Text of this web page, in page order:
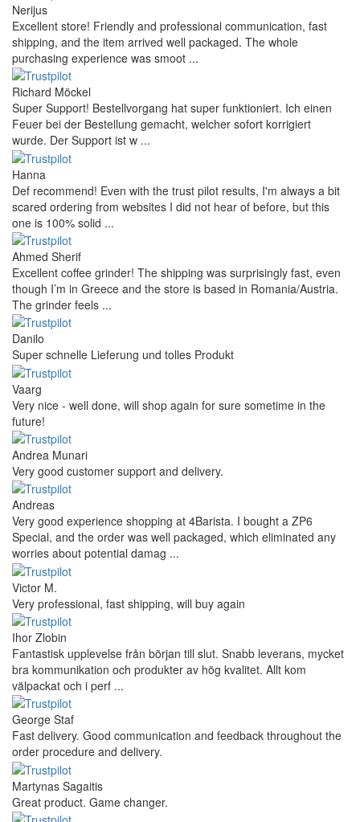
Nerijus
Excellent store! Friendly and professional communication, fast
shipping, and the item arrived well packaged. The whole
purchasing experience was smoot ...
Richard Möckel
Super Support! Bestellvorgang hat super funktioniert. Ich einen
Feuer bei der Bestellung gemacht, welcher sofort korrigiert
wurde. Der Support ist w ...
Hanna
Def recommend! Even with the trust pilot results, I'm always a bit
scared ordering from websites I did not hear of before, but this
one is 100% solid ...
Ahmed Sherif
Excellent coffee grinder! The shipping was surprisingly fast, even
though I’m in Greece and the store is based in Romania/Austria.
The grinder feels ...
Danilo
Super schnelle Lieferung und tolles Produkt
Vaarg
Very nice - well done, will shop again for sure sometime in the
future!
Andrea Munari
Very good customer support and delivery.
Andreas
Very good experience shopping at 4Barista. I bought a ZP6
Special, and the order was well packaged, which eliminated any
worries about potential damag ...
Victor M.
Very professional, fast shipping, will buy again
Ihor Zlobin
Fantastisk upplevelse från början till slut. Snabb leverans, mycket
bra kommunikation och produkter av hög kvalitet. Allt kom
välpackat och i perf ...
George Staf
Fast delivery. Good communication and feedback throughout the
order procedure and delivery.
Martynas Sagaitis
Great product. Game changer.